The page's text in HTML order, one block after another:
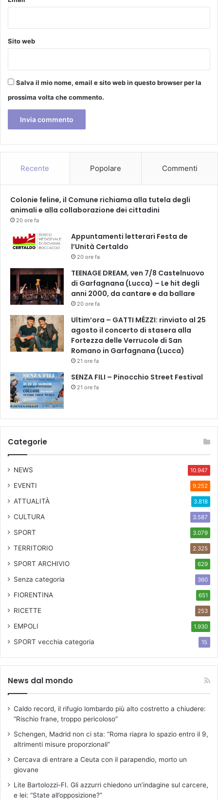
V
i
"
A
G
A
N
I
E
F
5
-
o
Sito web
Salva il mio nome, email e sito web in questo browser per la
prossima volta che commento.
Recente Popolare Commenti
Colonie feline, il Comune richiama alla tutela degli
animali e alla collaborazione dei cittadini
20 ore fa
Appuntamenti letterari Festa de
l’Unità Certaldo
20 ore fa
TEENAGE DREAM, ven 7/8 Castelnuovo
di Garfagnana (Lucca) – Le hit degli
anni 2000, da cantare e da ballare
20 ore fa
Ultim’ora – GATTI MÉZZI: rinviato al 25
agosto il concerto di stasera alla
Fortezza delle Verrucole di San
Romano in Garfagnana (Lucca)
21 ore fa
SENZA FILI – Pinocchio Street Festival
21 ore fa
Categorie
NEWS 10.947
EVENTI 9.252
ATTUALITÀ 3.818
CULTURA 3.587
SPORT 3.079
TERRITORIO 2.325
SPORT ARCHIVIO 629
Senza categoria 360
FIORENTINA 651
RICETTE 253
EMPOLI 1.930
SPORT vecchia categoria 15
News dal mondo
Caldo record, il rifugio lombardo più alto costretto a chiudere:
“Rischio frane, troppo pericoloso”
Schengen, Madrid non ci sta: “Roma riapra lo spazio entro il 9,
altrimenti misure proporzionali”
Cercava di entrare a Ceuta con il parapendio, morto un
giovane
Lite Bartolozzi-FI. Gli azzurri chiedono un’indagine sul carcere,
e lei: “State all’opposizione?”